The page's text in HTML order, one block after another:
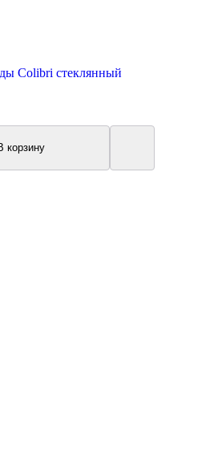
Colibri стеклянный
корзину